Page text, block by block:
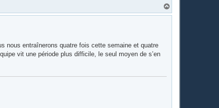
a
nous entraînerons quatre fois cette semaine et quatre
vit une période plus difficile, le seul moyen de s’en